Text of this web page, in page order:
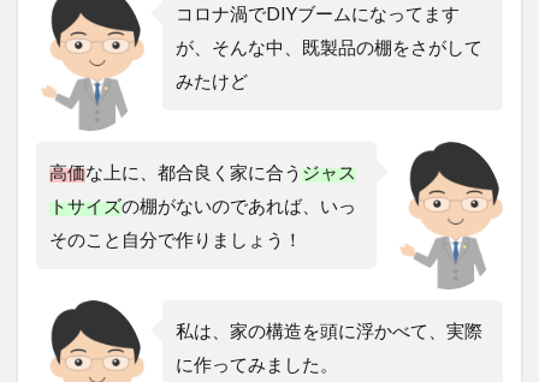
コロナ渦でDIYブームになってます
が、そんな中、既製品の棚をさがして
みたけど
高価な上に、都合良く家に合う ジャス
トサイズの棚がないのであれば、いっ
そのこと自分で作りましょう！
私は、家の構造を頭に浮かべて、実際
に作ってみました。